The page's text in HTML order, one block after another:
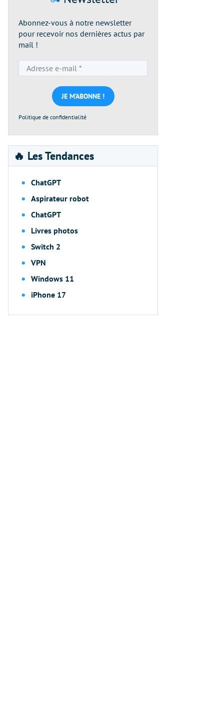
Abonnez-vous à notre newsletter
pour recevoir nos dernières actus par
mail !
e-
mail
*
Politique de confidentialité
🔥 Les Tendances
ChatGPT
Aspirateur robot
ChatGPT
Livres photos
Switch 2
VPN
Windows 11
iPhone 17